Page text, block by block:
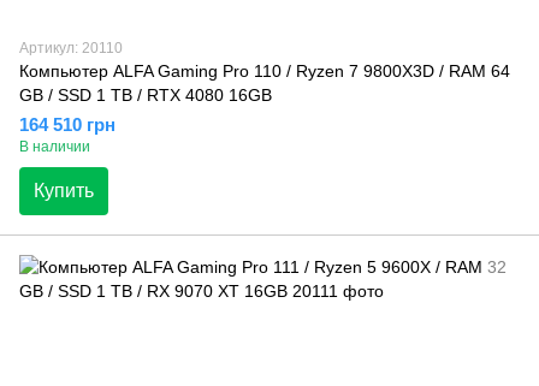
Артикул: 20110
Компьютер ALFA Gaming Pro 110 / Ryzen 7 9800X3D / RAM 64
GB / SSD 1 TB / RTX 4080 16GB
164 510 грн
В наличии
Купить